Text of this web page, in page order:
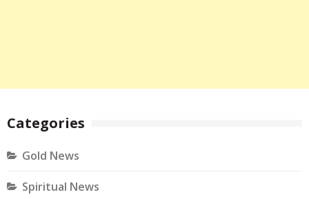
Categories
Gold News
Spiritual News